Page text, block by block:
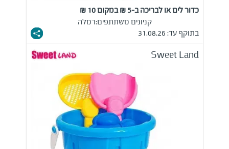
כדור לים או לבריכה ב-5 ₪ במקום 10 ₪
קניונים משתתפים:רמלה
בתוקף עד: 31.08.26
Sweet Land